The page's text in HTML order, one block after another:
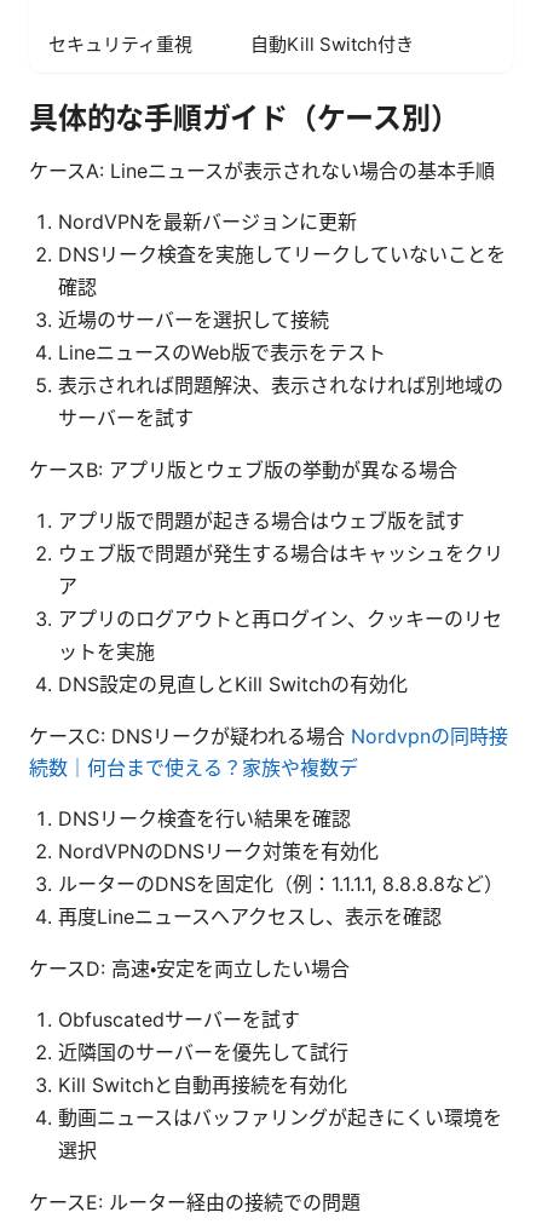
セキュリティ重視 自動Kill Switch付き
具体的な手順ガイド（ケース別）
ケースA: Lineニュースが表示されない場合の基本手順
NordVPNを最新バージョンに更新
DNSリーク検査を実施してリークしていないことを
確認
近場のサーバーを選択して接続
LineニュースのWeb版で表示をテスト
表示されれば問題解決、表示されなければ別地域の
サーバーを試す
ケースB: アプリ版とウェブ版の挙動が異なる場合
アプリ版で問題が起きる場合はウェブ版を試す
ウェブ版で問題が発生する場合はキャッシュをクリ
ア
アプリのログアウトと再ログイン、クッキーのリセ
ットを実施
DNS設定の見直しとKill Switchの有効化
ケースC: DNSリークが疑われる場合 Nordvpnの同時接
続数｜何台まで使える？家族や複数デ
DNSリーク検査を行い結果を確認
NordVPNのDNSリーク対策を有効化
ルーターのDNSを固定化（例：1.1.1.1, 8.8.8.8など）
再度Lineニュースへアクセスし、表示を確認
ケースD: 高速・安定を両立したい場合
Obfuscatedサーバーを試す
近隣国のサーバーを優先して試行
Kill Switchと自動再接続を有効化
動画ニュースはバッファリングが起きにくい環境を
選択
ケースE: ルーター経由の接続での問題